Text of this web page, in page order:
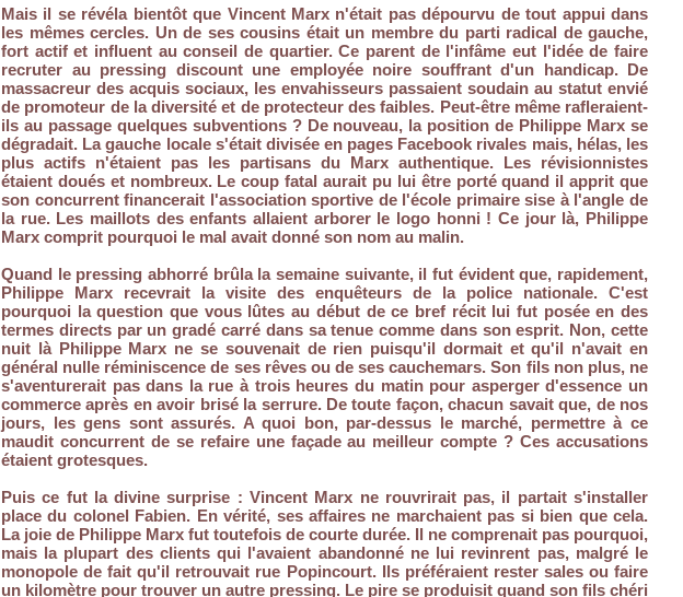
Mais il se révéla bientôt que Vincent Marx n'était pas dépourvu de tout appui dans
les mêmes cercles. Un de ses cousins était un membre du parti radical de gauche,
fort actif et influent au conseil de quartier. Ce parent de l'infâme eut l'idée de faire
recruter au pressing discount une employée noire souffrant d'un handicap. De
massacreur des acquis sociaux, les envahisseurs passaient soudain au statut envié
de promoteur de la diversité et de protecteur des faibles. Peut-être même rafleraient-
ils au passage quelques subventions ? De nouveau, la position de Philippe Marx se
dégradait. La gauche locale s'était divisée en pages Facebook rivales mais, hélas, les
plus actifs n'étaient pas les partisans du Marx authentique. Les révisionnistes
étaient doués et nombreux. Le coup fatal aurait pu lui être porté quand il apprit que
son concurrent financerait l'association sportive de l'école primaire sise à l'angle de
la rue. Les maillots des enfants allaient arborer le logo honni ! Ce jour là, Philippe
Marx comprit pourquoi le mal avait donné son nom au malin.
Quand le pressing abhorré brûla la semaine suivante, il fut évident que, rapidement,
Philippe Marx recevrait la visite des enquêteurs de la police nationale. C'est
pourquoi la question que vous lûtes au début de ce bref récit lui fut posée en des
termes directs par un gradé carré dans sa tenue comme dans son esprit. Non, cette
nuit là Philippe Marx ne se souvenait de rien puisqu'il dormait et qu'il n'avait en
général nulle réminiscence de ses rêves ou de ses cauchemars. Son fils non plus, ne
s'aventurerait pas dans la rue à trois heures du matin pour asperger d'essence un
commerce après en avoir brisé la serrure. De toute façon, chacun savait que, de nos
jours, les gens sont assurés. A quoi bon, par-dessus le marché, permettre à ce
maudit concurrent de se refaire une façade au meilleur compte ? Ces accusations
étaient grotesques.
Puis ce fut la divine surprise : Vincent Marx ne rouvrirait pas, il partait s'installer
place du colonel Fabien. En vérité, ses affaires ne marchaient pas si bien que cela.
La joie de Philippe Marx fut toutefois de courte durée. Il ne comprenait pas pourquoi,
mais la plupart des clients qui l'avaient abandonné ne lui revinrent pas, malgré le
monopole de fait qu'il retrouvait rue Popincourt. Ils préféraient rester sales ou faire
un kilomètre pour trouver un autre pressing. Le pire se produisit quand son fils chéri